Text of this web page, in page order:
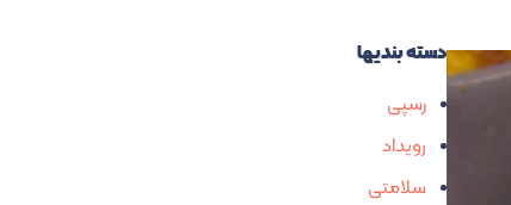
دسته بندیها
رسپی
رویداد
سلامتی